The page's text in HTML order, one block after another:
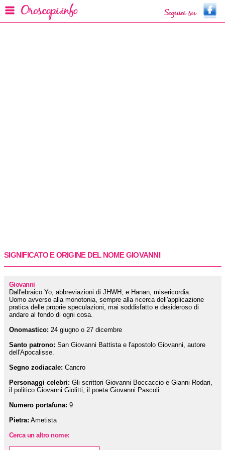
SIGNIFICATO E ORIGINE DEL NOME GIOVANNI
Giovanni
Dall'ebraico Yo, abbreviazioni di JHWH, e Hanan, misericordia.
Uomo avverso alla monotonia, sempre alla ricerca dell'applicazione
pratica delle proprie speculazioni, mai soddisfatto e desideroso di
andare al fondo di ogni cosa.
Onomastico: 24 giugno o 27 dicembre
Santo patrono: San Giovanni Battista e l'apostolo Giovanni, autore
dell'Apocalisse.
Segno zodiacale: Cancro
Personaggi celebri: Gli scrittori Giovanni Boccaccio e Gianni Rodari,
il politico Giovanni Giolitti, il poeta Giovanni Pascoli.
Numero portafuna: 9
Pietra: Ametista
Cerca un altro nome: